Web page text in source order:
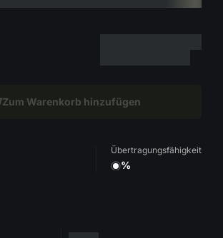
Zum Warenkorb hinzufügen
Übertragungsfähigkeit
%